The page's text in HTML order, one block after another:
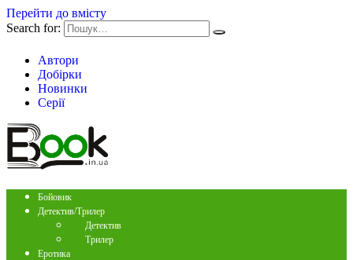
Перейти до вмісту
Search for:
Автори
Добірки
Новинки
Серії
Бойовик
Детектив/Трилер
Детектив
Трилер
Еротика